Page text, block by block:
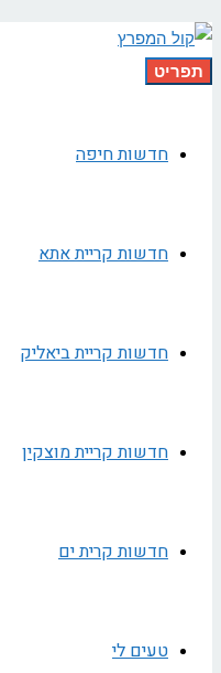
תפריט
חדשות חיפה
חדשות קריית אתא
חדשות קריית ביאליק
חדשות קריית מוצקין
חדשות קרית ים
טעים לי